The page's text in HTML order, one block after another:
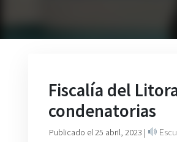
Fiscalía del
condenatorias
Publicado el 25 abril, 2023 |